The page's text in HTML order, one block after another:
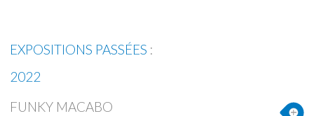
EXPOSITIONS PASSÉES :
2022
FUNKY MACABO